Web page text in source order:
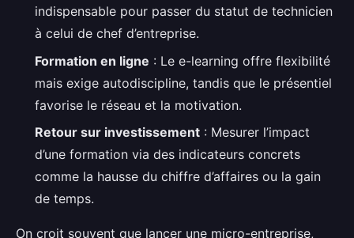
indispensable pour passer du statut de technicien
à celui de chef d’entreprise.
Formation en ligne : Le e-learning offre flexibilité
mais exige autodiscipline, tandis que le présentiel
favorise le réseau et la motivation.
Retour sur investissement : Mesurer l’impact
d’une formation via des indicateurs concrets
comme la hausse du chiffre d’affaires ou la gain
de temps.
On croit souvent que lancer une micro-entreprise,